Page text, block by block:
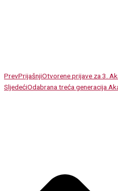
PrevPrijašnjiOtvorene prijave za 3.
SljedećiOdabrana treća generacija